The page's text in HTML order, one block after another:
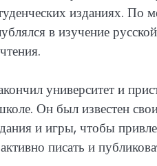
изданиях. По
в изучение
университет и
Он был известен
и игры, чтобы
писать и